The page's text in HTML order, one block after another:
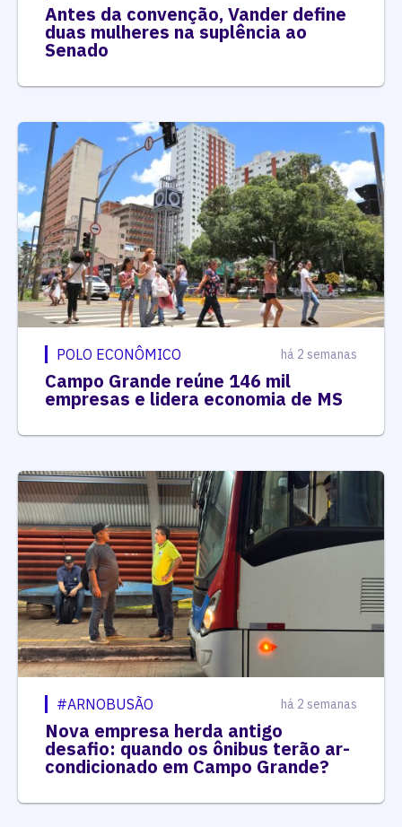
Antes da convenção, Vander define
duas mulheres na suplência ao
Senado
POLO ECONÔMICO há 2 semanas
Campo Grande reúne 146 mil
empresas e lidera economia de MS
#ARNOBUSÃO há 2 semanas
Nova empresa herda antigo
desafio: quando os ônibus terão ar-
condicionado em Campo Grande?